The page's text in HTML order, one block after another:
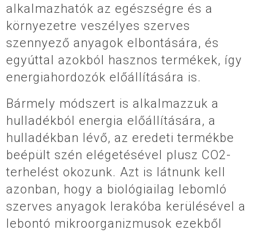
alkalmazhatók az egészségre és a
környezetre veszélyes szerves
szennyező anyagok elbontására, és
egyúttal azokból hasznos termékek, így
energiahordozók előállítására is.
Bármely módszert is alkalmazzuk a
hulladékból energia előállítására, a
hulladékban lévő, az eredeti termékbe
beépült szén elégetésével plusz CO2-
terhelést okozunk. Azt is látnunk kell
azonban, hogy a biológiailag lebomló
szerves anyagok lerakóba kerülésével a
lebontó mikroorganizmusok ezekből